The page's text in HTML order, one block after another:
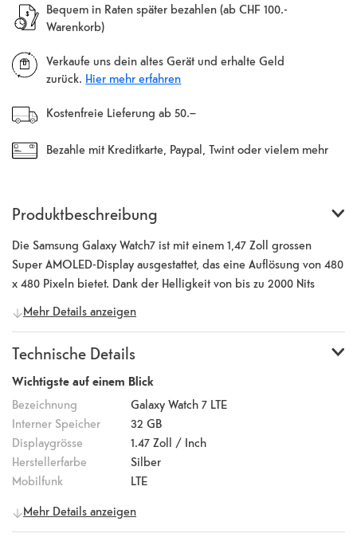
Bequem in Raten später bezahlen (ab CHF 100.-
Warenkorb)
Verkaufe uns dein altes Gerät und erhalte Geld
zurück. Hier mehr erfahren
Kostenfreie Lieferung ab 50.–
Bezahle mit Kreditkarte, Paypal, Twint oder vielem mehr
Produktbeschreibung
Die Samsung Galaxy Watch7 ist mit einem 1,47 Zoll grossen
Super AMOLED-Display ausgestattet, das eine Auflösung von 480
x 480 Pixeln bietet. Dank der Helligkeit von bis zu 2000 Nits
bleibt das Display auch bei Sonneneinstrahlung perfekt lesbar.
Mit 32 GB Speicherplatz verfügt die Uhr über ausreichend Platz
Akku mit 425 mAh sorgt für eine lange Laufzeit. Wasserdicht bis
zu 5 ATM und nach IP68 zertifiziert, hält die Galaxy Watch7 den
Strapazen des Alltags problemlos stand. Fortschrittliche Sensoren
liefern dir detaillierte Einblicke in deine Gesundheitsdaten wie
Schlaf, Puls, Blutdruck und Herzfrequenz. So behältst du deine
Gesundheit im Blick und kannst dein Wohlbefinden aktiv
verbessern. Wear OS Powered by Samsung ermöglicht die
Funktionen und Möglichkeiten bieten. Ob Fitness-Tracking,
Nachrichtenempfang oder Musikwiedergabe – die Galaxy Watch7
Mehr Details anzeigen
Technische Details
Wichtigste auf einem Blick
Bezeichnung
Galaxy Watch 7 LTE
Interner Speicher
32 GB
Displaygrösse
1.47Zoll / Inch
Herstellerfarbe
Silber
Mobilfunk
LTE
Allgemeine Informationen
Hersteller
Samsung
Mehr Details anzeigen